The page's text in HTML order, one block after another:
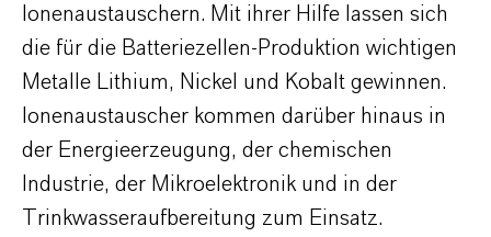
Ionenaustauschern. Mit ihrer Hilfe lassen sich
die für die Batteriezellen-Produktion wichtigen
Metalle Lithium, Nickel und Kobalt gewinnen.
Ionenaustauscher kommen darüber hinaus in
der Energieerzeugung, der chemischen
Industrie, der Mikroelektronik und in der
Trinkwasseraufbereitung zum Einsatz.